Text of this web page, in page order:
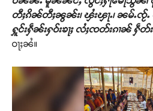
တီႈၵိၼ်တီႈၼွၼ်း၊ ၾႆးၾႃႉ၊ ၼမ်ႉၸႂ်ႉ
ႁူင်းႁဵၼ်းႁဝ်းၶႃႈ လႆႈၸတ်းၵၢၼ် ႁဵတ်း
ဝႃႈၼႆ။